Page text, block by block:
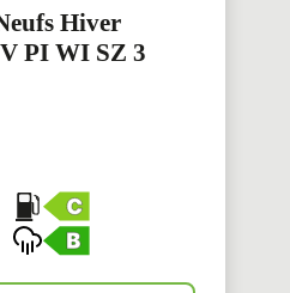
Hiver
PI WI SZ 3